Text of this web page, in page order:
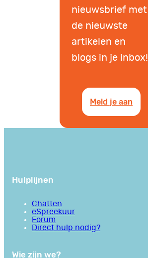
nieuwsbrief met
de nieuwste
artikelen en
blogs in je inbox!
Meld je aan
Hulplijnen
Chatten
eSpreekuur
Forum
Direct hulp nodig?
Wie zijn we?